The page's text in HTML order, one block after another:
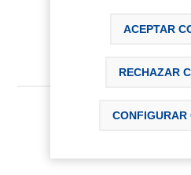
Fabricante:
ACEPTAR
RECHAZAR
CONFIGURAR